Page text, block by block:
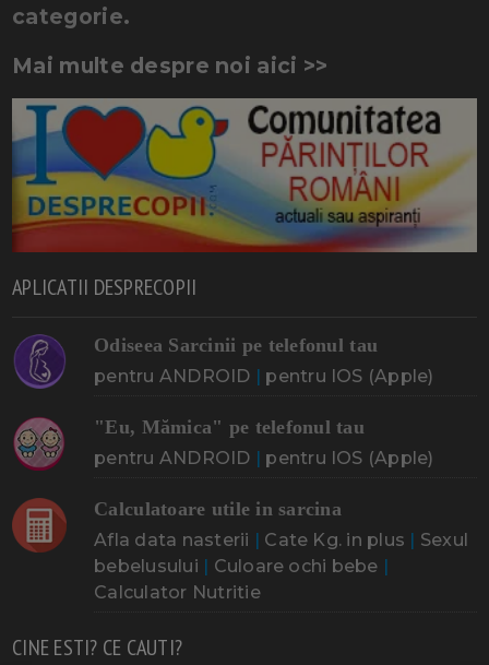
categorie.
Mai multe despre noi aici >>
APLICATII DESPRECOPII
Odiseea Sarcinii pe telefonul tau
pentru ANDROID | pentru IOS (Apple)
"Eu, Mămica" pe telefonul tau
pentru ANDROID | pentru IOS (Apple)
Calculatoare utile in sarcina
Afla data nasterii | Cate Kg. in plus | Sexul
bebelusului | Culoare ochi bebe |
Calculator Nutritie
CINE ESTI? CE CAUTI?